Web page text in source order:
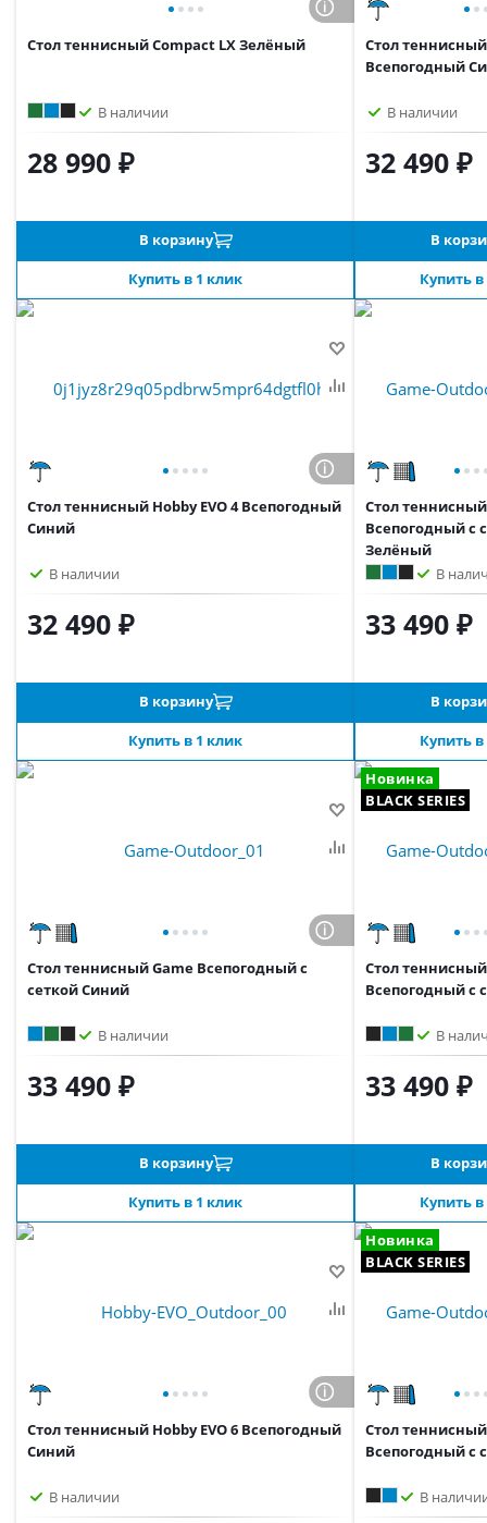
Стол теннисный Compact LX Зелёный
В наличии
28 990 ₽
В корзину
Купить в 1 клик
Стол
Всепогодный
В наличии
32 490 ₽
В
Купить
Стол теннисный Hobby EVO 4 Всепогодный
Синий
В наличии
32 490 ₽
В корзину
Купить в 1 клик
Стол
Всепогодный с
Зелёный
В
33 490 ₽
В
Купить
Стол теннисный Game Всепогодный с
сеткой Синий
В наличии
33 490 ₽
В корзину
Купить в 1 клик
Новинка
BLACK SERIES
Стол
Всепогодный с
В
33 490 ₽
В
Купить
Стол теннисный Hobby EVO 6 Всепогодный
Синий
В наличии
Новинка
BLACK SERIES
Стол теннисный
Всепогодный с
В